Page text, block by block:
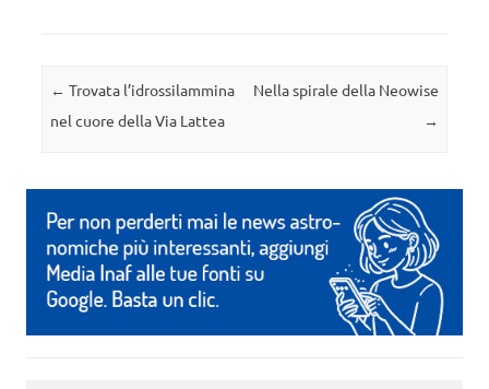
Navigazione articolo
← Trovata l’idrossilammina
nel cuore della Via Lattea
Nella spirale della Neowise
→